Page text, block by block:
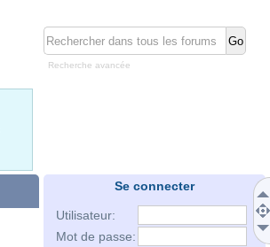
Recherche avancée
Se connecter
Utilisateur:
Mot de passe: